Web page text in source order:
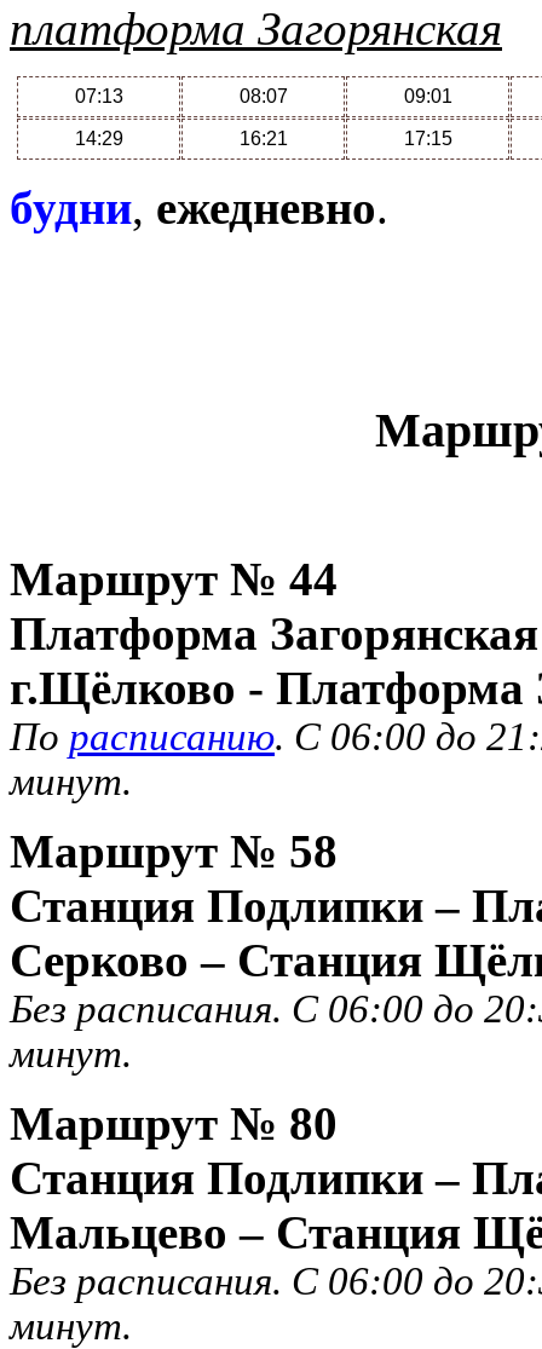
платформа Загорянская
07:13 08:07 09:01
14:29 16:21 17:15
будни, ежедневно.
Маршрут № 44
Платформа
г.Щёлково - Платформа
По расписанию. С 06:00 до
минут.
Маршрут № 58
Станция Подлипки –
Серково – Станция
Без расписания. С 06:00 до
минут.
Маршрут № 80
Станция Подлипки –
Мальцево – Станция
Без расписания. С 06:00 до
минут.